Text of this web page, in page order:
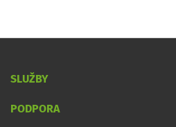
SLUŽBY
PODPORA